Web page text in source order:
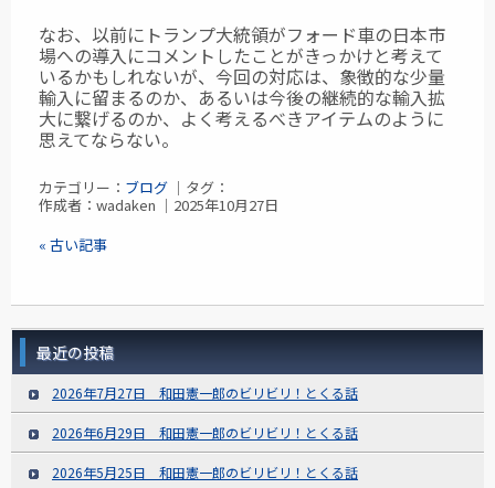
なお、以前にトランプ大統領がフォード車の日本市
場への導入にコメントしたことがきっかけと考えて
いるかもしれないが、今回の対応は、象徴的な少量
輸入に留まるのか、あるいは今後の継続的な輸入拡
大に繋げるのか、よく考えるべきアイテムのように
思えてならない。
カテゴリー： ブログ ｜タグ：
作成者：wadaken ｜2025年10月27日
« 古い記事
最近の投稿
2026年7月27日 和田憲一郎のビリビリ！とくる話
2026年6月29日 和田憲一郎のビリビリ！とくる話
2026年5月25日 和田憲一郎のビリビリ！とくる話